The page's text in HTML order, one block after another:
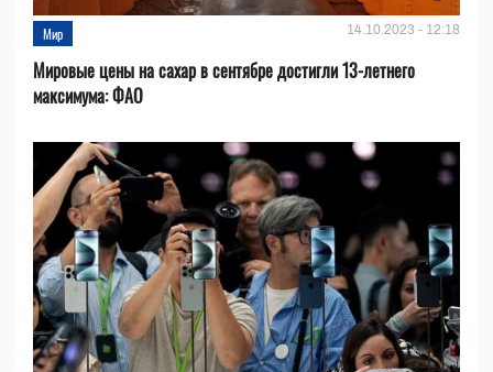
Мир 14.10.2023 - 12:18
Мировые цены на сахар в сентябре достигли 13-летнего
максимума: ФАО